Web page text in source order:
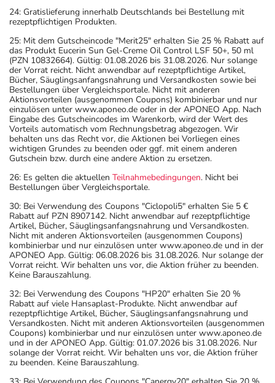
24: Gratislieferung innerhalb Deutschlands bei Bestellung mit
rezeptpflichtigen Produkten.
25: Mit dem Gutscheincode "Merit25" erhalten Sie 25 % Rabatt auf
das Produkt Eucerin Sun Gel-Creme Oil Control LSF 50+, 50 ml
(PZN 10832664). Gültig: 01.08.2026 bis 31.08.2026. Nur solange
der Vorrat reicht. Nicht anwendbar auf rezeptpflichtige Artikel,
Bücher, Säuglingsanfangsnahrung und Versandkosten sowie bei
Bestellungen über Vergleichsportale. Nicht mit anderen
Aktionsvorteilen (ausgenommen Coupons) kombinierbar und nur
einzulösen unter www.aponeo.de oder in der APONEO App. Nach
Eingabe des Gutscheincodes im Warenkorb, wird der Wert des
Vorteils automatisch vom Rechnungsbetrag abgezogen. Wir
behalten uns das Recht vor, die Aktionen bei Vorliegen eines
wichtigen Grundes zu beenden oder ggf. mit einem anderen
Gutschein bzw. durch eine andere Aktion zu ersetzen.
26: Es gelten die aktuellen Teilnahmebedingungen. Nicht bei
Bestellungen über Vergleichsportale.
30: Bei Verwendung des Coupons "Ciclopoli5" erhalten Sie 5 €
Rabatt auf PZN 8907142. Nicht anwendbar auf rezeptpflichtige
Artikel, Bücher, Säuglingsanfangsnahrung und Versandkosten.
Nicht mit anderen Aktionsvorteilen (ausgenommen Coupons)
kombinierbar und nur einzulösen unter www.aponeo.de und in der
APONEO App. Gültig: 06.08.2026 bis 31.08.2026. Nur solange der
Vorrat reicht. Wir behalten uns vor, die Aktion früher zu beenden.
Keine Barauszahlung.
32: Bei Verwendung des Coupons "HP20" erhalten Sie 20 %
Rabatt auf viele Hansaplast-Produkte. Nicht anwendbar auf
rezeptpflichtige Artikel, Bücher, Säuglingsanfangsnahrung und
Versandkosten. Nicht mit anderen Aktionsvorteilen (ausgenommen
Coupons) kombinierbar und nur einzulösen unter www.aponeo.de
und in der APONEO App. Gültig: 01.07.2026 bis 31.08.2026. Nur
solange der Vorrat reicht. Wir behalten uns vor, die Aktion früher
zu beenden. Keine Barauszahlung.